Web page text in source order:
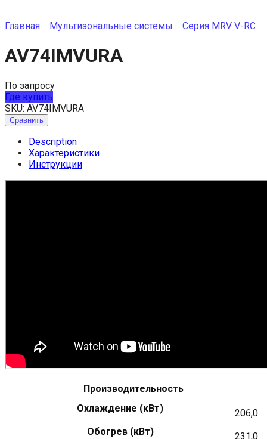
Главная Мультизональные системы Серия MRV V-RC
AV74IMVURA
По запросу
Где купить
SKU: AV74IMVURA
Сравнить
Description
Характеристики
Инструкции
Производительность
Охлаждение (кВт)
206,0
Обогрев (кВт)
231,0